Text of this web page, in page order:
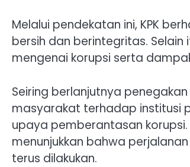
Melalui pendekatan ini, KPK
bersih dan berintegritas.
mengenai korupsi serta
Seiring berlanjutnya
masyarakat terhadap institusi
upaya pemberantasan korupsi.
menunjukkan bahwa
terus dilakukan.